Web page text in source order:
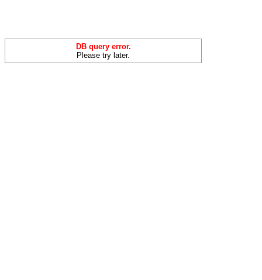
DB query error.
Please try later.